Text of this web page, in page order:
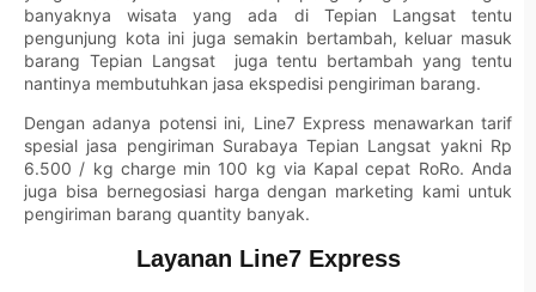
banyaknya wisata yang ada di Tepian Langsat tentu
pengunjung kota ini juga semakin bertambah, keluar masuk
barang Tepian Langsat juga tentu bertambah yang tentu
nantinya membutuhkan jasa ekspedisi pengiriman barang.
Dengan adanya potensi ini, Line7 Express menawarkan tarif
spesial jasa pengiriman Surabaya Tepian Langsat yakni Rp
6.500 / kg charge min 100 kg via Kapal cepat RoRo. Anda
juga bisa bernegosiasi harga dengan marketing kami untuk
pengiriman barang quantity banyak.
Layanan Line7 Express